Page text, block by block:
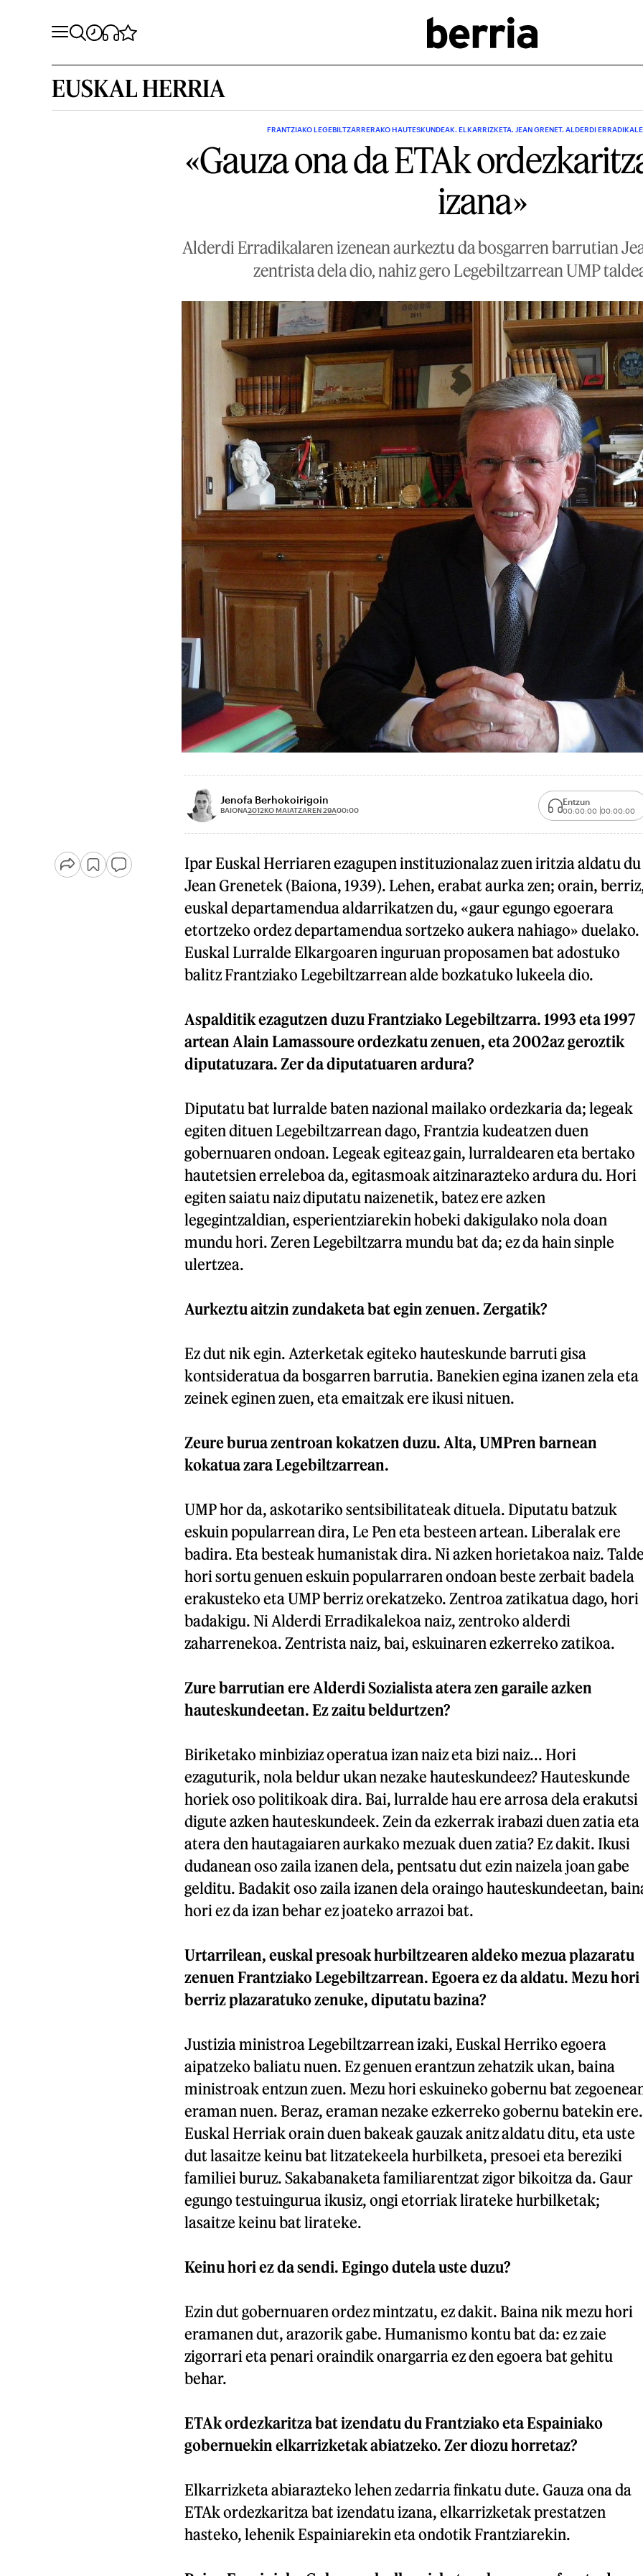
EUSKAL HERRIA
FRANTZIAKO LEGEBILTZARRERAKO HAUTESKUNDEAK. ELKARRIZKETA. JEAN GRENET. ALDERDI
«Gauza ona da ETAk
izana»
Alderdi Erradikalaren izenean aurkeztu da bosgarren barrutian
zentrista dela dio, nahiz gero Legebiltzarrean UMP
Jenofa Berhokoirigoin
BAIONA2012KO MAIATZAREN 29A00:00
Entzun
00:00:00 00:00:00
Ipar Euskal Herriaren ezagupen instituzionalaz zuen iritzia aldatu du
Jean Grenetek (Baiona, 1939). Lehen, erabat aurka zen; orain,
euskal departamendua aldarrikatzen du, «gaur egungo egoerara
etortzeko ordez departamendua sortzeko aukera nahiago» duelako.
Euskal Lurralde Elkargoaren inguruan proposamen bat adostuko
balitz Frantziako Legebiltzarrean alde bozkatuko lukeela dio.
Aspalditik ezagutzen duzu Frantziako Legebiltzarra. 1993 eta 1997
artean Alain Lamassoure ordezkatu zenuen, eta 2002az geroztik
diputatuzara. Zer da diputatuaren ardura?
Diputatu bat lurralde baten nazional mailako ordezkaria da; legeak
egiten dituen Legebiltzarrean dago, Frantzia kudeatzen duen
gobernuaren ondoan. Legeak egiteaz gain, lurraldearen eta bertako
hautetsien erreleboa da, egitasmoak aitzinarazteko ardura du. Hori
egiten saiatu naiz diputatu naizenetik, batez ere azken
legegintzaldian, esperientziarekin hobeki dakigulako nola doan
mundu hori. Zeren Legebiltzarra mundu bat da; ez da hain sinple
ulertzea.
Aurkeztu aitzin zundaketa bat egin zenuen. Zergatik?
Ez dut nik egin. Azterketak egiteko hauteskunde barruti gisa
kontsideratua da bosgarren barrutia. Banekien egina izanen zela eta
zeinek eginen zuen, eta emaitzak ere ikusi nituen.
Zeure burua zentroan kokatzen duzu. Alta, UMPren barnean
kokatua zara Legebiltzarrean.
UMP hor da, askotariko sentsibilitateak dituela. Diputatu batzuk
eskuin popularrean dira, Le Pen eta besteen artean. Liberalak ere
badira. Eta besteak humanistak dira. Ni azken horietakoa naiz.
hori sortu genuen eskuin popularraren ondoan beste zerbait badela
erakusteko eta UMP berriz orekatzeko. Zentroa zatikatua dago, hori
badakigu. Ni Alderdi Erradikalekoa naiz, zentroko alderdi
zaharrenekoa. Zentrista naiz, bai, eskuinaren ezkerreko zatikoa.
Zure barrutian ere Alderdi Sozialista atera zen garaile azken
hauteskundeetan. Ez zaitu beldurtzen?
Biriketako minbiziaz operatua izan naiz eta bizi naiz... Hori
ezaguturik, nola beldur ukan nezake hauteskundeez? Hauteskunde
horiek oso politikoak dira. Bai, lurralde hau ere arrosa dela erakutsi
digute azken hauteskundeek. Zein da ezkerrak irabazi duen zatia eta
atera den hautagaiaren aurkako mezuak duen zatia? Ez dakit. Ikusi
dudanean oso zaila izanen dela, pentsatu dut ezin naizela joan gabe
gelditu. Badakit oso zaila izanen dela oraingo hauteskundeetan,
hori ez da izan behar ez joateko arrazoi bat.
Urtarrilean, euskal presoak hurbiltzearen aldeko mezua plazaratu
zenuen Frantziako Legebiltzarrean. Egoera ez da aldatu. Mezu hori
berriz plazaratuko zenuke, diputatu bazina?
Justizia ministroa Legebiltzarrean izaki, Euskal Herriko egoera
aipatzeko baliatu nuen. Ez genuen erantzun zehatzik ukan, baina
ministroak entzun zuen. Mezu hori eskuineko gobernu bat
eraman nuen. Beraz, eraman nezake ezkerreko gobernu batekin ere.
Euskal Herriak orain duen bakeak gauzak anitz aldatu ditu, eta uste
dut lasaitze keinu bat litzatekeela hurbilketa, presoei eta bereziki
familiei buruz. Sakabanaketa familiarentzat zigor bikoitza da. Gaur
egungo testuingurua ikusiz, ongi etorriak lirateke hurbilketak;
lasaitze keinu bat lirateke.
Keinu hori ez da sendi. Egingo dutela uste duzu?
Ezin dut gobernuaren ordez mintzatu, ez dakit. Baina nik mezu hori
eramanen dut, arazorik gabe. Humanismo kontu bat da: ez zaie
zigorrari eta penari oraindik onargarria ez den egoera bat gehitu
behar.
ETAk ordezkaritza bat izendatu du Frantziako eta Espainiako
gobernuekin elkarrizketak abiatzeko. Zer diozu horretaz?
Elkarrizketa abiarazteko lehen zedarria finkatu dute. Gauza ona da
ETAk ordezkaritza bat izendatu izana, elkarrizketak prestatzen
hasteko, lehenik Espainiarekin eta ondotik Frantziarekin.